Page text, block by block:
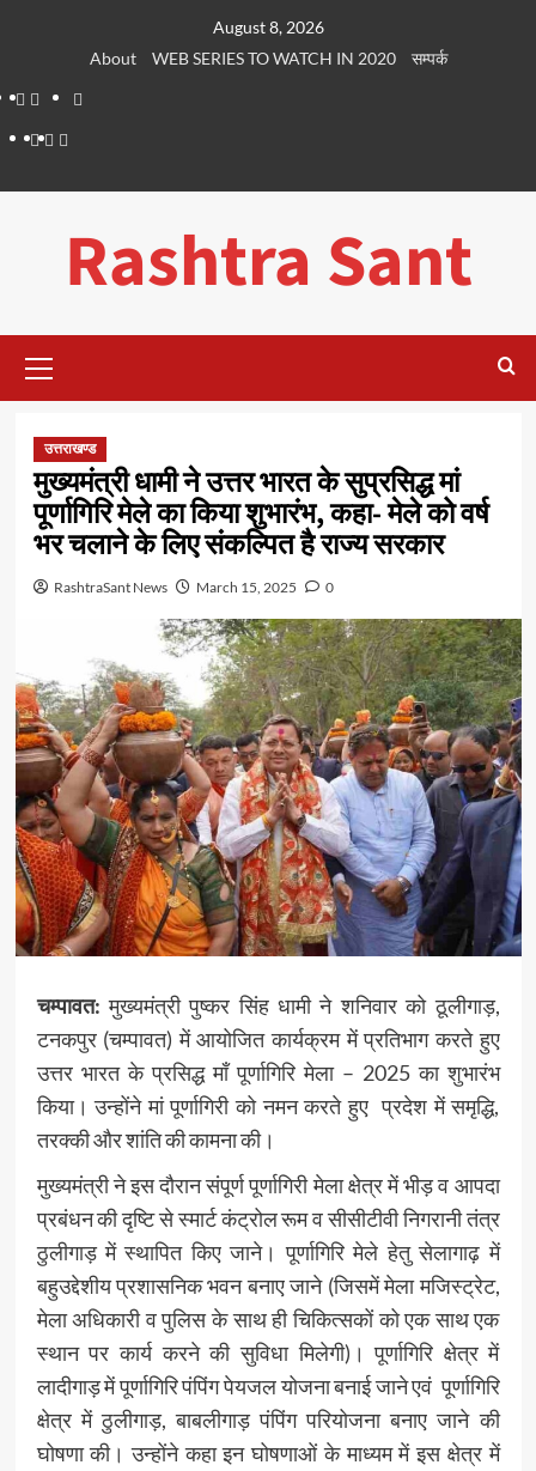
August 8, 2026
About
WEB SERIES TO WATCH IN 2020
सम्पर्क
About
WEB
SERIES
Dehradun
LifePlaces
सम्पर्क
Rashtra Sant
Menu
उत्तराखण्ड
मुख्यमंत्री धामी ने उत्तर भारत के सुप्रसिद्ध मां
पूर्णागिरि मेले का किया शुभारंभ, कहा- मेले को वर्ष
भर चलाने के लिए संकल्पित है राज्य सरकार
RashtraSant News March 15, 2025 0
चम्पावत: मुख्यमंत्री पुष्कर सिंह धामी ने शनिवार को ठूलीगाड़,
टनकपुर (चम्पावत) में आयोजित कार्यक्रम में प्रतिभाग करते हुए
उत्तर भारत के प्रसिद्ध माँ पूर्णागिरि मेला – 2025 का शुभारंभ
किया। उन्होंने मां पूर्णागिरी को नमन करते हुए प्रदेश में समृद्धि,
तरक्की और शांति की कामना की।
मुख्यमंत्री ने इस दौरान संपूर्ण पूर्णागिरी मेला क्षेत्र में भीड़ व आपदा
प्रबंधन की दृष्टि से स्मार्ट कंट्रोल रूम व सीसीटीवी निगरानी तंत्र
ठुलीगाड़ में स्थापित किए जाने। पूर्णागिरि मेले हेतु सेलागाढ़ में
बहुउद्देशीय प्रशासनिक भवन बनाए जाने (जिसमें मेला मजिस्ट्रेट,
मेला अधिकारी व पुलिस के साथ ही चिकित्सकों को एक साथ एक
स्थान पर कार्य करने की सुविधा मिलेगी)। पूर्णागिरि क्षेत्र में
लादीगाड़ में पूर्णागिरि पंपिंग पेयजल योजना बनाई जाने एवं पूर्णागिरि
क्षेत्र में ठुलीगाड़, बाबलीगाड़ पंपिंग परियोजना बनाए जाने की
घोषणा की। उन्होंने कहा इन घोषणाओं के माध्यम में इस क्षेत्र में